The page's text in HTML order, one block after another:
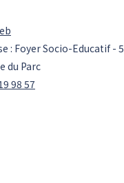
: Foyer Socio-Educatif - 5
du Parc
98 57